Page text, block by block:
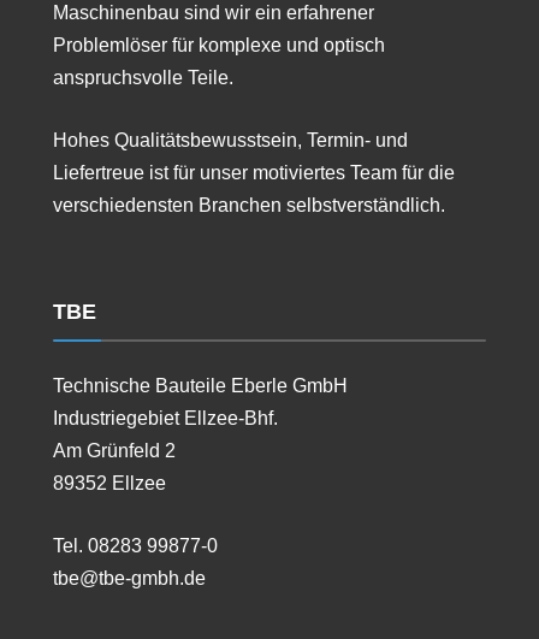
Maschinenbau sind wir ein erfahrener
Problemlöser für komplexe und optisch
anspruchsvolle Teile.
Hohes Qualitätsbewusstsein, Termin- und
Liefertreue ist für unser motiviertes Team für die
verschiedensten Branchen selbstverständlich.
TBE
Technische Bauteile Eberle GmbH
Industriegebiet Ellzee-Bhf.
Am Grünfeld 2
89352 Ellzee
Tel. 08283 99877-0
tbe@tbe-gmbh.de